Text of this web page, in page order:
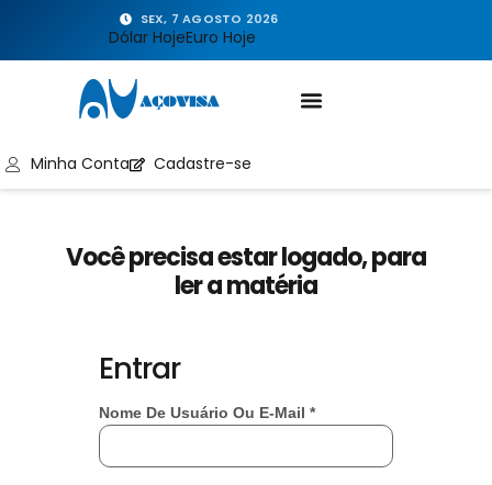
SEX, 7 AGOSTO 2026
Dólar HojeEuro Hoje
Minha Conta Cadastre-se
Você precisa estar logado, para
ler a matéria
Entrar
Nome De Usuário Ou E-Mail *